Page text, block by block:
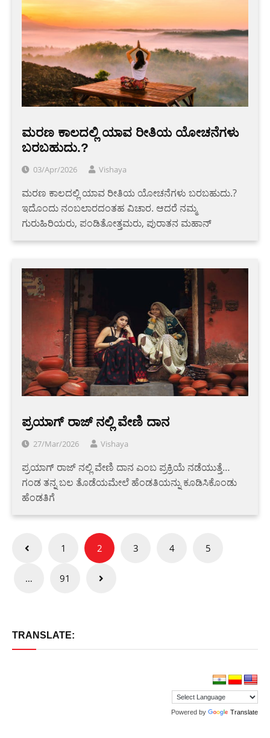
ಮರಣ ಕಾಲದಲ್ಲಿ ಯಾವ ರೀತಿಯ ಯೋಚನೆಗಳು
ಬರಬಹುದು.?
03/Apr/2026 Vishaya
ಮರಣ ಕಾಲದಲ್ಲಿ ಯಾವ ರೀತಿಯ ಯೋಚನೆಗಳು ಬರಬಹುದು.?
ಇದೊಂದು ನಂಬಲಾರದಂತಹ ವಿಚಾರ. ಆದರೆ ನಮ್ಮ
ಗುರುಹಿರಿಯರು, ಪಂಡಿತೋತ್ತಮರು, ಪುರಾತನ ಮಹಾನ್
ಪ್ರಯಾಗ್ ರಾಜ್ ನಲ್ಲಿ ವೇಣಿ ದಾನ
27/Mar/2026 Vishaya
ಪ್ರಯಾಗ್ ರಾಜ್ ನಲ್ಲಿ ವೇಣಿ ದಾನ ಎಂಬ ಪ್ರಕ್ರಿಯೆ ನಡೆಯುತ್ತೆ…
ಗಂಡ ತನ್ನ ಬಲ ತೊಡೆಯಮೇಲೆ ಹೆಂಡತಿಯನ್ನು ಕೂಡಿಸಿಕೊಂಡು
ಹೆಂಡತಿಗೆ
Posts
pagination
1 2 3 4 5
… 91
TRANSLATE:
Powered by Translate